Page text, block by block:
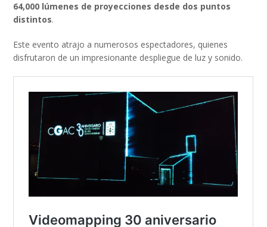
64,000 lúmenes de proyecciones desde dos puntos
distintos.
Este evento atrajo a numerosos espectadores, quienes
disfrutaron de un impresionante despliegue de luz y sonido.